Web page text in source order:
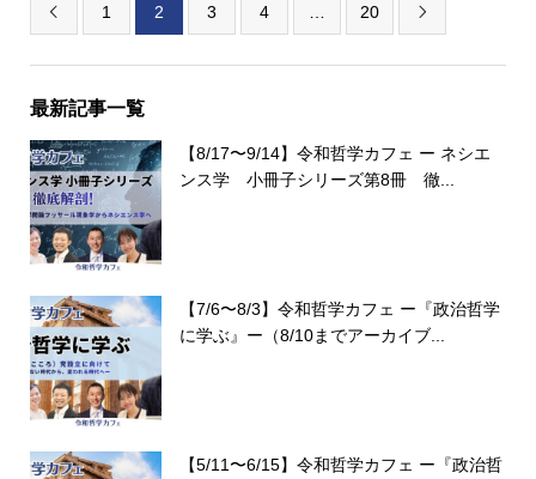
 1 2 3 4 20 
最新記事一覧
【8/17〜9/14】令和哲学カフェ ー ネシエ
ンス学 小冊子シリーズ第8冊 徹...
【7/6〜8/3】令和哲学カフェ ー『政治哲学
に学ぶ』ー（8/10までアーカイブ...
【5/11〜6/15】令和哲学カフェ ー『政治哲